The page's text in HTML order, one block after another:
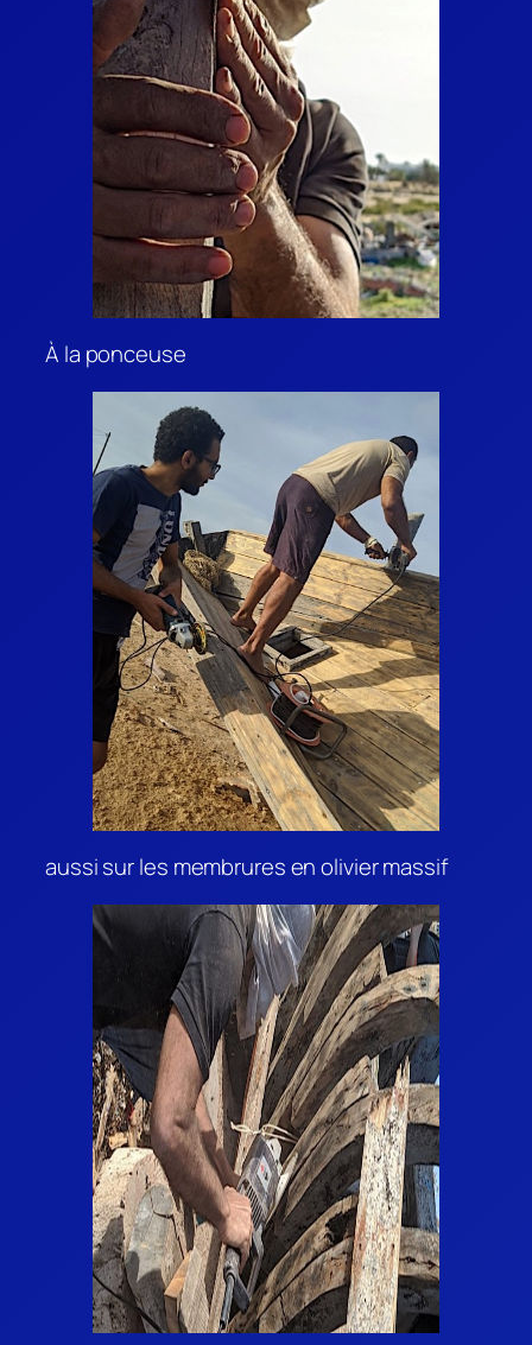
À la ponceuse
aussi sur les membrures en olivier massif